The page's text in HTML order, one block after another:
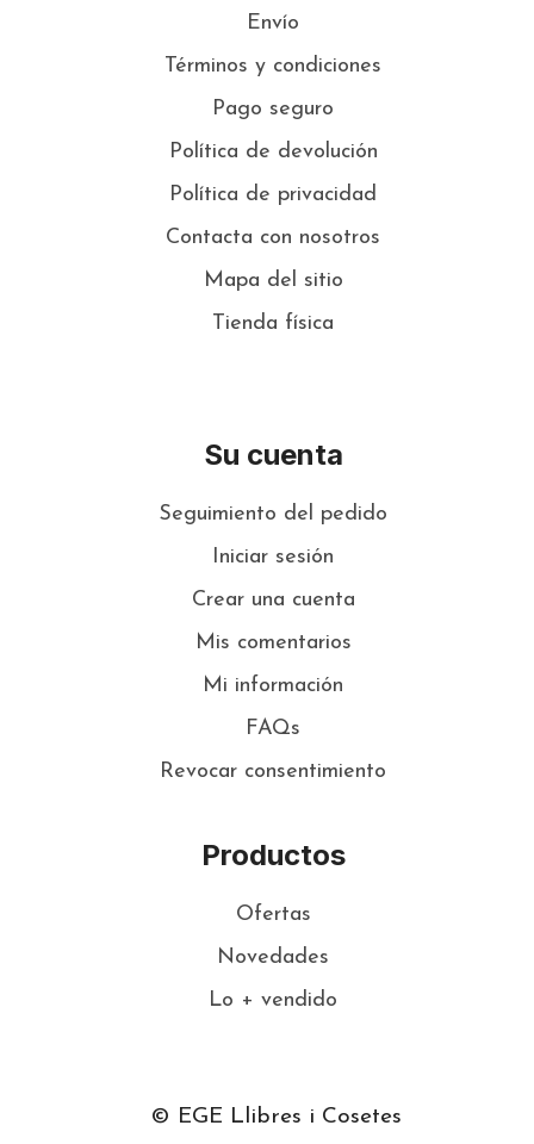
Envío
Términos y condiciones
Pago seguro
Política de devolución
Política de privacidad
Contacta con nosotros
Mapa del sitio
Tienda física
Su cuenta
Seguimiento del pedido
Iniciar sesión
Crear una cuenta
Mis comentarios
Mi información
FAQs
Revocar consentimiento
Productos
Ofertas
Novedades
Lo + vendido
© EGE Llibres i Cosetes